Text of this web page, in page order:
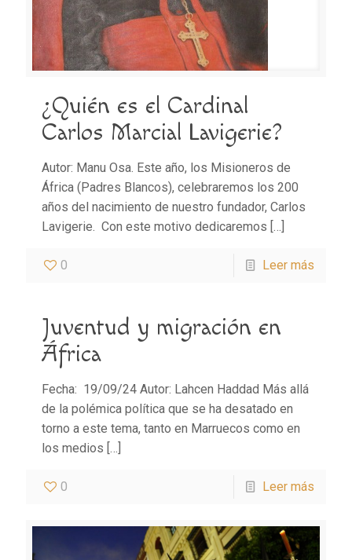
¿Quién es el Cardinal
Carlos Marcial Lavigerie?
Autor: Manu Osa. Este año, los Misioneros de
África (Padres Blancos), celebraremos los 200
años del nacimiento de nuestro fundador, Carlos
Lavigerie. Con este motivo dedicaremos […]
0 Leer más
Juventud y migración en
África
Fecha: 19/09/24 Autor: Lahcen Haddad Más allá
de la polémica política que se ha desatado en
torno a este tema, tanto en Marruecos como en
los medios […]
0 Leer más